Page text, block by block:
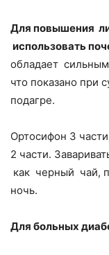
Для повышения
использовать
обладает
что показано при
подагре.
Ортосифон 3
2 части.
как черный чай,
ночь.
Для больных